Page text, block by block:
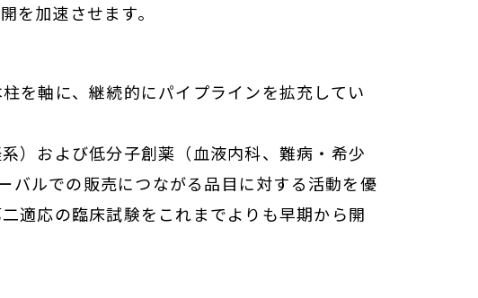
を加速させます。
を軸に、継続的にパイプラインを拡充してい
）および低分子創薬（血液内科、難病・希少
バルでの販売につながる品目に対する活動を優
適応の臨床試験をこれまでよりも早期から開